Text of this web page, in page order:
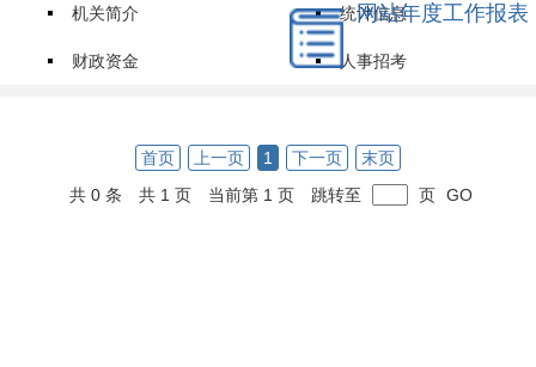
机关简介 统计信息
财政资金 人事招考
网站年度工作报表
首页 上一页 1 下一页
末页
共 0 条
共 1 页 当前第 1 页 跳转至 页 GO